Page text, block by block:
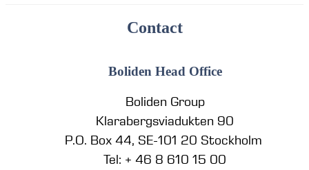
Contact
Boliden Head Office
Boliden Group
Klarabergsviadukten 90
P.O. Box 44, SE-101 20 Stockholm
Tel: + 46 8 610 15 00